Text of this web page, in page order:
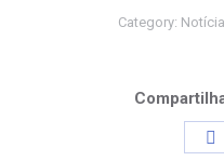
Category: